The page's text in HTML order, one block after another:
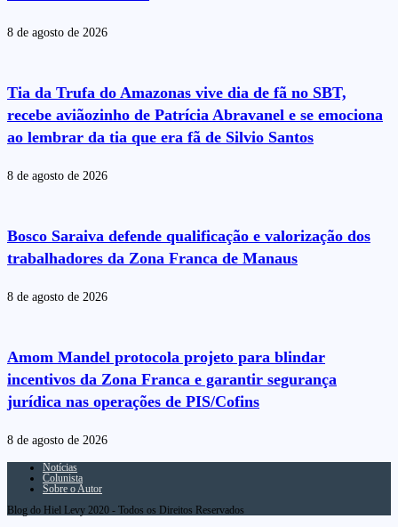
8 de agosto de 2026
Tia da Trufa do Amazonas vive dia de fã no SBT,
recebe aviãozinho de Patrícia Abravanel e se emociona
ao lembrar da tia que era fã de Silvio Santos
8 de agosto de 2026
Bosco Saraiva defende qualificação e valorização dos
trabalhadores da Zona Franca de Manaus
8 de agosto de 2026
Amom Mandel protocola projeto para blindar
incentivos da Zona Franca e garantir segurança
jurídica nas operações de PIS/Cofins
8 de agosto de 2026
Notícias
Colunista
Sobre o Autor
Blog do Hiel Levy 2020 - Todos os Direitos Reservados